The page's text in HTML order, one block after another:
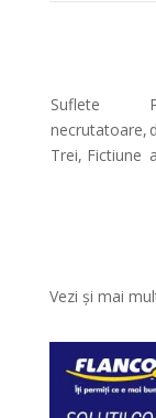
Suflete
necrutatoare,
Trei, Fictiune
Vezi și mai